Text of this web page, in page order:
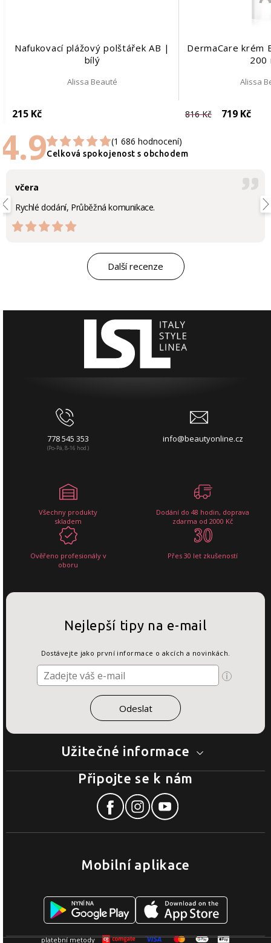
Nafukovací plážový polštářek AB |
bílý
Alissa Beauté
215 Kč
DermaCare krém
200
Alissa
816 Kč 719 Kč
4.9 (1 686 hodnocení)
Celková spokojenost s obchodem
včera
Rychlé dodání, Průběžná komunikace.
Další recenze
778 545 353
(Po-Pá, 8-16 hod.)
info@beautyonline.cz
Všechny produkty
skladem
Dodání do 48 hodin, doprava
zdarma od 2000 Kč
Ověřeno profesionály v
oboru
Přes 30 let zkušeností
Užitečné informace
Nejlepší tipy na e-mail
Dostávejte jako první informace o akcích a novinkách.
Mobilní aplikace
Připojte se k nám